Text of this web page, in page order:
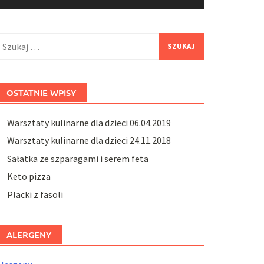
OSTATNIE WPISY
Warsztaty kulinarne dla dzieci 06.04.2019
Warsztaty kulinarne dla dzieci 24.11.2018
Sałatka ze szparagami i serem feta
Keto pizza
Placki z fasoli
ALERGENY